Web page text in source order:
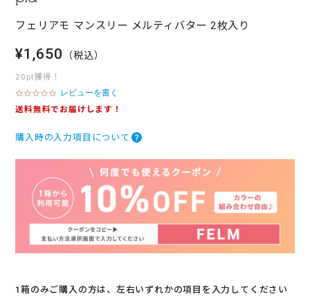
フェリアモ マンスリー メルティバター 2枚入り
¥1,650 （税込）
20pt獲得！
0
.
t
r
t
n
g
レビューを書く
送料無料でお届けします！
購入時の入力項目について
1箱のみご購入の方は、左右いずれかの項目を入力してください